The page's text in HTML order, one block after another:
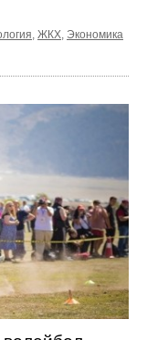
ЖКХ Экономика